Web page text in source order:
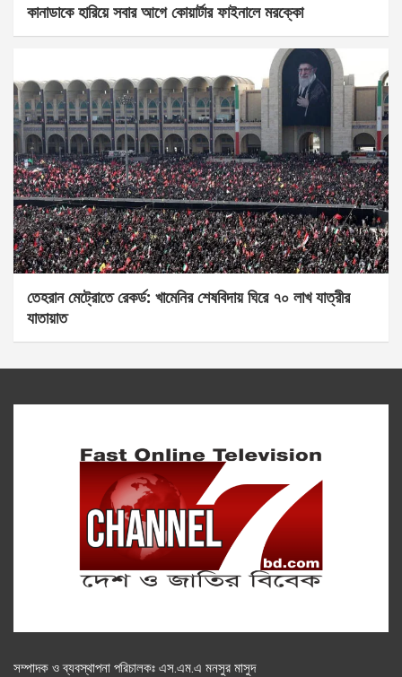
কানাডাকে হারিয়ে সবার আগে কোয়ার্টার ফাইনালে মরক্কো
তেহরান মেট্রোতে রেকর্ড: খামেনির শেষবিদায় ঘিরে ৭০ লাখ যাত্রীর
যাতায়াত
সম্পাদক ও ব্যবস্থাপনা পরিচালকঃ এস.এম.এ মনসুর মাসুদ